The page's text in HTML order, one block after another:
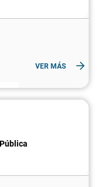
VER MÁS